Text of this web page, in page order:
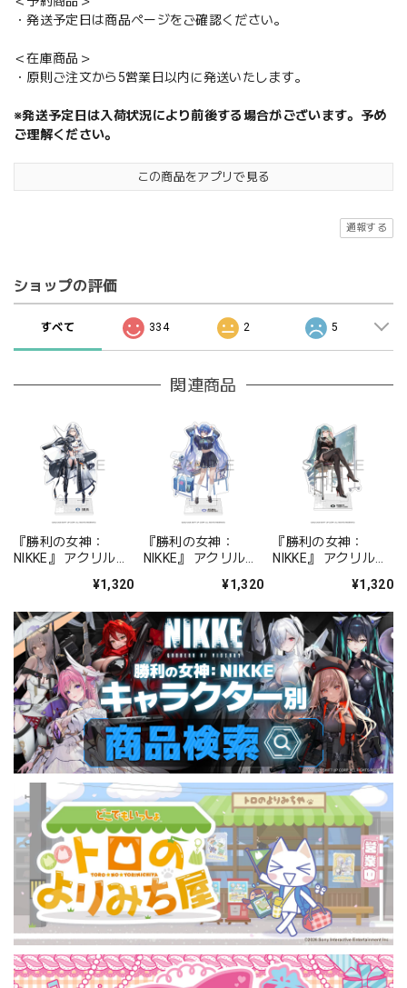
・発送予定日は商品ページをご確認ください。
＜在庫商品＞
・原則ご注文から5営業日以内に発送いたします。
※発送予定日は入荷状況により前後する場合がございます。予め
ご理解ください。
この商品をアプリで見る
通報する
ショップの評価
すべて 334 2 5
関連商品
『勝利の女神：
NIKKE』 アクリルス
¥1,320
『勝利の女神：
NIKKE』 アクリルス
ォーチュンメイト
¥1,320
『勝利の女神：
NIKKE』 アクリルス
シャープレッスン
¥1,320